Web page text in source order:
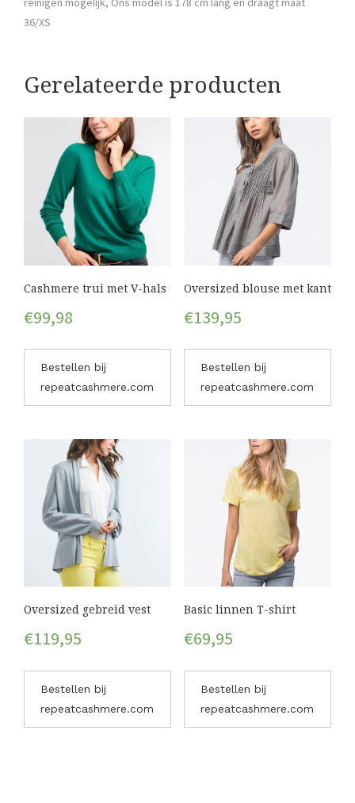
36/XS
Gerelateerde producten
Cashmere trui met V-hals
€99,98
Bestellen bij
repeatcashmere.com
Oversized blouse met kant
€139,95
Bestellen bij
repeatcashmere.com
Oversized gebreid vest
€119,95
Bestellen bij
repeatcashmere.com
Basic linnen T-shirt
€69,95
Bestellen bij
repeatcashmere.com